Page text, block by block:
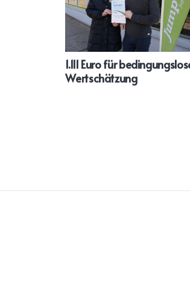
1.111 Euro für
Wertschätzung